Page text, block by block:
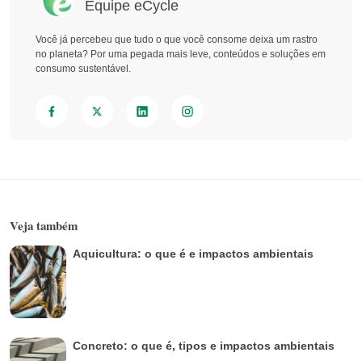
Equipe eCycle
Você já percebeu que tudo o que você consome deixa um rastro
no planeta? Por uma pegada mais leve, conteúdos e soluções em
consumo sustentável.
Veja também
Aquicultura: o que é e impactos ambientais
Concreto: o que é, tipos e impactos ambientais